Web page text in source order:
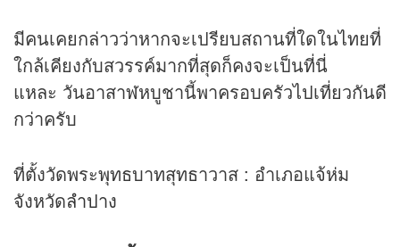
มีคนเคยกล่าวว่าหากจะเปรียบสถานที่ใดในไทยที่
ใกล้เคียงกับสวรรค์มากที่สุดก็คงจะเป็นที่นี่
แหละ วันอาสาฬหบูชานี้พาครอบครัวไปเที่ยวกันดี
กว่าครับ
ที่ตั้งวัดพระพุทธบาทสุทธาวาส : อำเภอแจ้ห่ม
จังหวัดลำปาง